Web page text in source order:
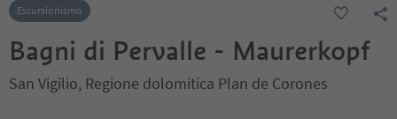
Escursionismo
Bagni di Pervalle - Maurerkopf
San Vigilio, Regione dolomitica Plan de Corones